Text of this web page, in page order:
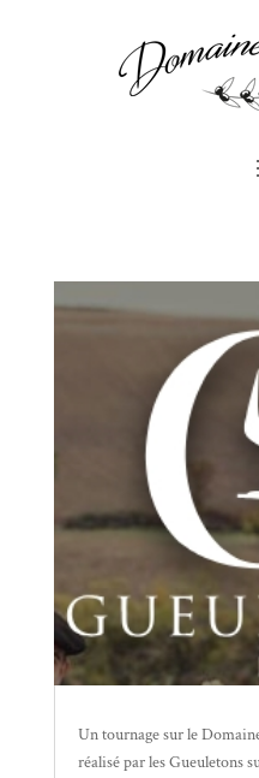
Un tournage sur le
réalisé par les Gueuletons